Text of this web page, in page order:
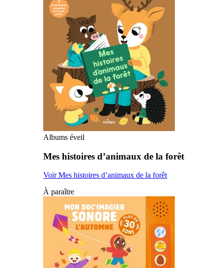
Albums éveil
Mes histoires d’animaux de la forêt
Voir Mes histoires d’animaux de la forêt
À paraître